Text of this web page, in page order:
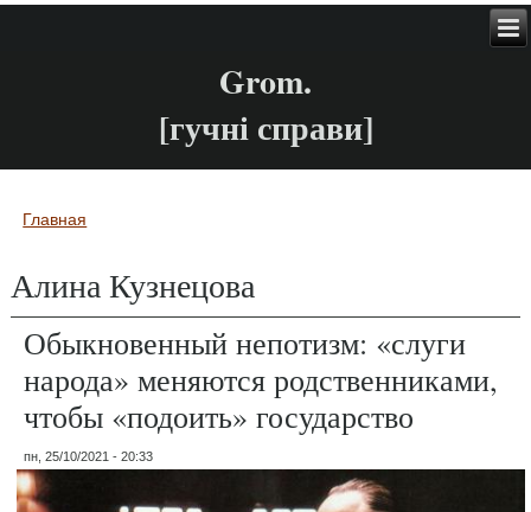
Grom.
[гучні справи]
Вы здесь
Главная
Алина Кузнецова
Обыкновенный непотизм: «слуги
народа» меняются родственниками,
чтобы «подоить» государство
пн, 25/10/2021 - 20:33